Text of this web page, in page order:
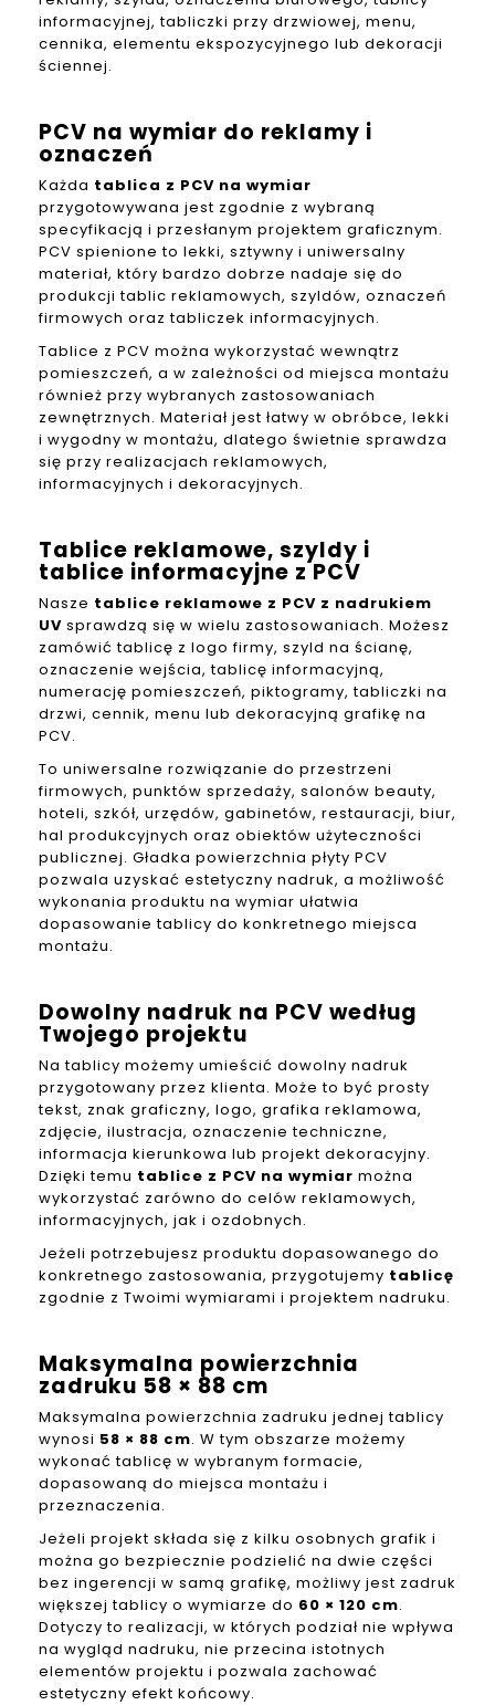
informacyjnej, tabliczki przy drzwiowej, menu,
cennika, elementu ekspozycyjnego lub dekoracji
ściennej.
PCV na wymiar do reklamy i
oznaczeń
Każda tablica z PCV na wymiar
przygotowywana jest zgodnie z wybraną
specyfikacją i przesłanym projektem graficznym.
PCV spienione to lekki, sztywny i uniwersalny
materiał, który bardzo dobrze nadaje się do
produkcji tablic reklamowych, szyldów, oznaczeń
firmowych oraz tabliczek informacyjnych.
Tablice z PCV można wykorzystać wewnątrz
pomieszczeń, a w zależności od miejsca montażu
również przy wybranych zastosowaniach
zewnętrznych. Materiał jest łatwy w obróbce, lekki
i wygodny w montażu, dlatego świetnie sprawdza
się przy realizacjach reklamowych,
informacyjnych i dekoracyjnych.
Tablice reklamowe, szyldy i
tablice informacyjne z PCV
Nasze tablice reklamowe z PCV z nadrukiem
UV sprawdzą się w wielu zastosowaniach. Możesz
zamówić tablicę z logo firmy, szyld na ścianę,
oznaczenie wejścia, tablicę informacyjną,
numerację pomieszczeń, piktogramy, tabliczki na
drzwi, cennik, menu lub dekoracyjną grafikę na
PCV.
To uniwersalne rozwiązanie do przestrzeni
firmowych, punktów sprzedaży, salonów beauty,
hoteli, szkół, urzędów, gabinetów, restauracji, biur,
hal produkcyjnych oraz obiektów użyteczności
publicznej. Gładka powierzchnia płyty PCV
pozwala uzyskać estetyczny nadruk, a możliwość
wykonania produktu na wymiar ułatwia
dopasowanie tablicy do konkretnego miejsca
montażu.
Dowolny nadruk na PCV według
Twojego projektu
Na tablicy możemy umieścić dowolny nadruk
przygotowany przez klienta. Może to być prosty
tekst, znak graficzny, logo, grafika reklamowa,
zdjęcie, ilustracja, oznaczenie techniczne,
informacja kierunkowa lub projekt dekoracyjny.
Dzięki temu tablice z PCV na wymiar można
wykorzystać zarówno do celów reklamowych,
informacyjnych, jak i ozdobnych.
Jeżeli potrzebujesz produktu dopasowanego do
konkretnego zastosowania, przygotujemy tablicę
zgodnie z Twoimi wymiarami i projektem nadruku.
Maksymalna powierzchnia
zadruku 58 × 88 cm
Maksymalna powierzchnia zadruku jednej tablicy
wynosi 58 × 88 cm. W tym obszarze możemy
wykonać tablicę w wybranym formacie,
dopasowaną do miejsca montażu i
przeznaczenia.
Jeżeli projekt składa się z kilku osobnych grafik i
można go bezpiecznie podzielić na dwie części
bez ingerencji w samą grafikę, możliwy jest zadruk
większej tablicy o wymiarze do 60 × 120 cm.
Dotyczy to realizacji, w których podział nie wpływa
na wygląd nadruku, nie przecina istotnych
elementów projektu i pozwala zachować
estetyczny efekt końcowy.